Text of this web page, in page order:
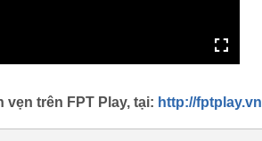
trên FPT Play, tại: http://fptplay.vn